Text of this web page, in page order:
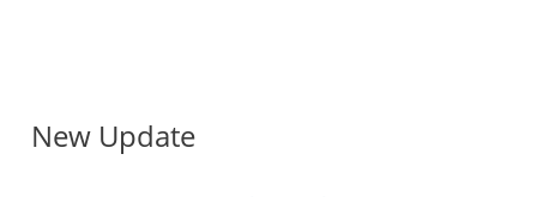
New Update